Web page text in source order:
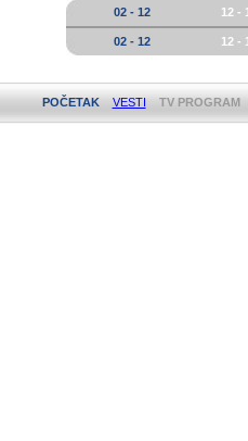
02 - 12
12 -
02 - 12 12 -
POČETAK VESTI TV PROGRAM